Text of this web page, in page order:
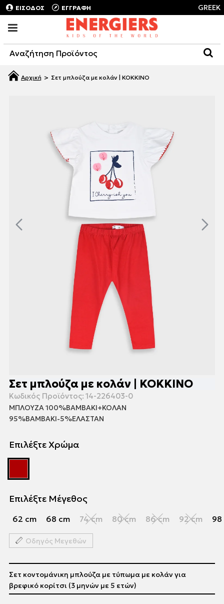
ΕΙΣΟΔΟΣ ΕΓΓΡΑΦΗ GREEK
Σετ μπλούζα με κολάν | ΚΟΚΚΙΝΟ
Σετ μπλούζα με κολάν | ΚΟΚΚΙΝΟ
Κωδικός Προϊόντος: 14-226403-0
ΜΠΛΟΥΖΑ 100%ΒΑΜΒΑΚΙ+ΚΟΛΑΝ
95%ΒΑΜΒΑΚΙ-5%ΕΛΑΣΤΑΝ
Επιλέξτε Χρώμα
Επιλέξτε Μέγεθος
62 cm 68 cm 74 cm 80 cm 86 cm 92 cm 98
Οδηγός Μεγεθών
Σετ κοντομάνικη μπλούζα με τύπωμα με κολάν για
βρεφικό κορίτσι (3 μηνών με 5 ετών)